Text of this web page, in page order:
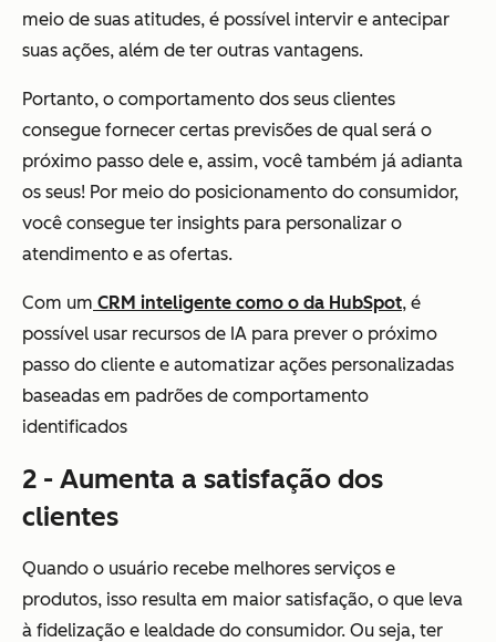
meio de suas atitudes, é possível intervir e antecipar
suas ações, além de ter outras vantagens.
Portanto, o comportamento dos seus clientes
consegue fornecer certas previsões de qual será o
próximo passo dele e, assim, você também já adianta
os seus! Por meio do posicionamento do consumidor,
você consegue ter insights para personalizar o
atendimento e as ofertas.
Com um CRM inteligente como o da HubSpot, é
possível usar recursos de IA para prever o próximo
passo do cliente e automatizar ações personalizadas
baseadas em padrões de comportamento
identificados
2 - Aumenta a satisfação dos
clientes
Quando o usuário recebe melhores serviços e
produtos, isso resulta em maior satisfação, o que leva
à fidelização e lealdade do consumidor. Ou seja, ter